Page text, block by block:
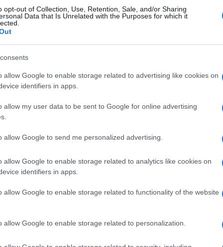
opt-out of Collection, Use, Retention, Sale, and/or Sharing
Data that Is Unrelated with the Purposes for which it
allow Google to enable storage related to advertising like cookies on
identifiers in apps.
allow my user data to be sent to Google for online advertising
allow Google to send me personalized advertising.
allow Google to enable storage related to analytics like cookies on
identifiers in apps.
allow Google to enable storage related to functionality of the website
allow Google to enable storage related to personalization.
εκδηλώσεις για την 28η Οκτωβρίου
στο Ελληνικό Προξενείο
Β. Μακεδονίας παρουσία του ΕΒΕ
5:29 ΜΜ - ΕΝΗΜΕΡΏΘΗΚΕ ΣΤΙΣ 11 ΙΟΥΛΊΟΥ 2025, 7:34 ΜΜ
και υλική υποστήριξη διαχρονικά για 12 και πλέον έτη.
ως παραδοσιακού προϊόντος της
Δροσοπηγής
1:53 ΜΜ - ΕΝΗΜΕΡΏΘΗΚΕ ΣΤΙΣ 11 ΙΟΥΛΊΟΥ 2025, 7:34 ΜΜ
συνάντηση με πρωτοβουλία του Επιμελητηρίου Φλώρινας